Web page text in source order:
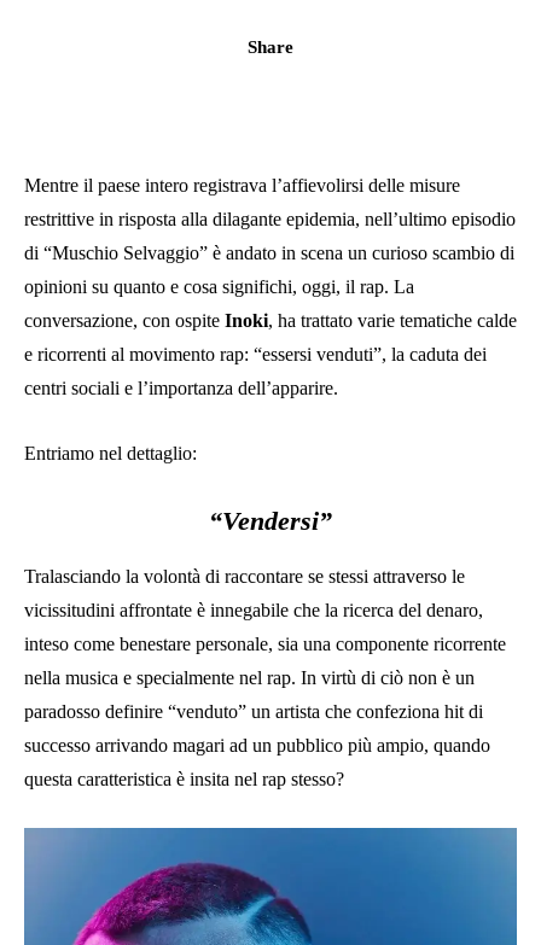
Share
Mentre il paese intero registrava l’affievolirsi delle misure
restrittive in risposta alla dilagante epidemia, nell’ultimo episodio
di “Muschio Selvaggio” è andato in scena un curioso scambio di
opinioni su quanto e cosa significhi, oggi, il rap. La
conversazione, con ospite Inoki, ha trattato varie tematiche calde
e ricorrenti al movimento rap: “essersi venduti”, la caduta dei
centri sociali e l’importanza dell’apparire.
Entriamo nel dettaglio:
“Vendersi”
Tralasciando la volontà di raccontare se stessi attraverso le
vicissitudini affrontate è innegabile che la ricerca del denaro,
inteso come benestare personale, sia una componente ricorrente
nella musica e specialmente nel rap. In virtù di ciò non è un
paradosso definire “venduto” un artista che confeziona hit di
successo arrivando magari ad un pubblico più ampio, quando
questa caratteristica è insita nel rap stesso?